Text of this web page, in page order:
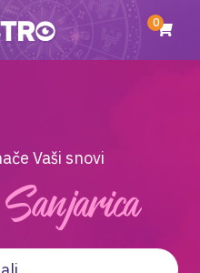
0
Vaši snovi